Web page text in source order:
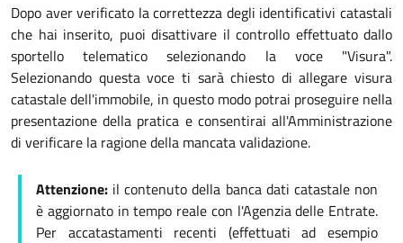
Dopo aver verificato la correttezza degli identificativi catastali
che hai inserito, puoi disattivare il controllo effettuato dallo
sportello telematico selezionando la voce "Visura".
Selezionando questa voce ti sarà chiesto di allegare visura
catastale dell'immobile, in questo modo potrai proseguire nella
presentazione della pratica e consentirai all'Amministrazione
di verificare la ragione della mancata validazione.
Attenzione: il contenuto della banca dati catastale non
è aggiornato in tempo reale con l'Agenzia delle Entrate.
Per accatastamenti recenti (effettuati ad esempio